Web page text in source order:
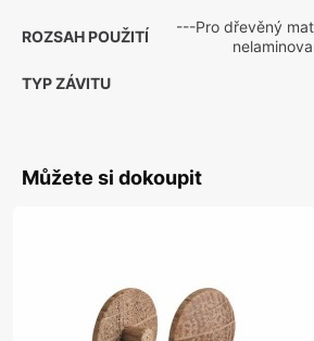
ROZSAH POUŽITÍ
---Pro dřevěný
TYP ZÁVITU
Můžete si dokoupit